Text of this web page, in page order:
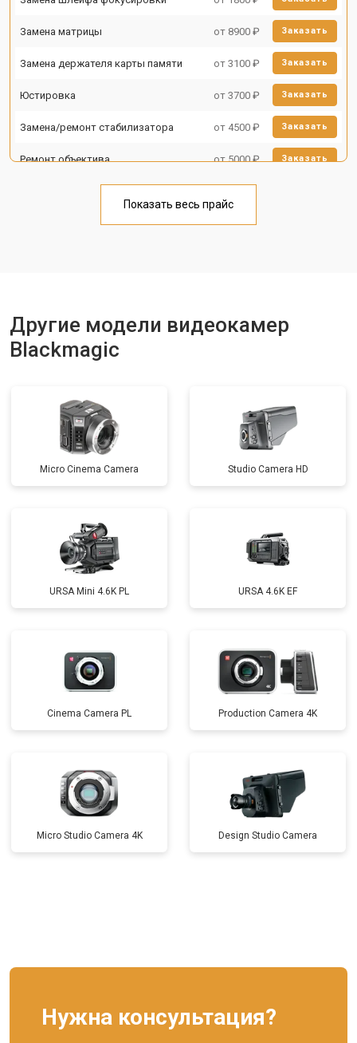
Замена матрицы от 8900 ₽ Заказать
Замена держателя карты памяти от 3100 ₽ Заказать
Юстировка от 3700 ₽ Заказать
Замена/ремонт стабилизатора от 4500 ₽ Заказать
Ремонт объектива от 5000 ₽ Заказать
Показать весь прайс
Другие модели видеокамер
Blackmagic
Micro Cinema Camera Studio Camera HD
URSA Mini 4.6K PL URSA 4.6K EF
Cinema Camera PL Production Camera 4K
Micro Studio Camera 4K Design Studio Camera
Нужна консультация?